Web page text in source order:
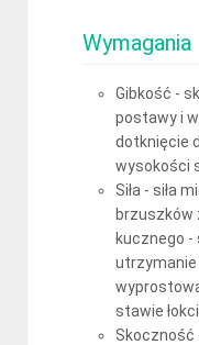
Wymagania
Gibkość -
postawy i
dotknięcie
wysokości
Siła - siła
brzuszków
kucznego -
utrzymanie
stawie
Skoczność